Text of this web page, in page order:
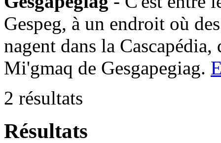
Gespeg, à un endroit où
nagent dans la
Mi'gmaq de Gesgapegiag.
2 résultats
Résultats